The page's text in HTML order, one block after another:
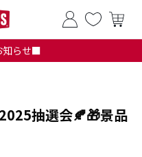
知らせ■
抽選会🍂🎁景品